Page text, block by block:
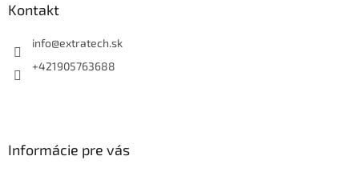
Kontakt
info@extratech.sk
+421905763688
Informácie pre vás